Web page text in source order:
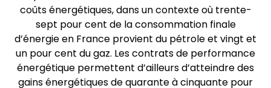
coûts énergétiques, dans un contexte où trente-
sept pour cent de la consommation finale
d’énergie en France provient du pétrole et vingt et
un pour cent du gaz. Les contrats de performance
énergétique permettent d’ailleurs d’atteindre des
gains énergétiques de quarante à cinquante pour